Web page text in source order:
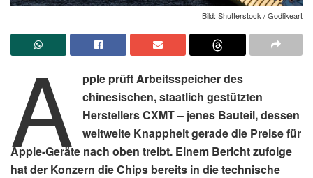
Bild: Shutterstock / Godlikeart
A
pple prüft Arbeitsspeicher des
chinesischen, staatlich gestützten
Herstellers CXMT – jenes Bauteil, dessen
weltweite Knappheit gerade die Preise für
Apple-Geräte nach oben treibt. Einem Bericht zufolge
hat der Konzern die Chips bereits in die technische